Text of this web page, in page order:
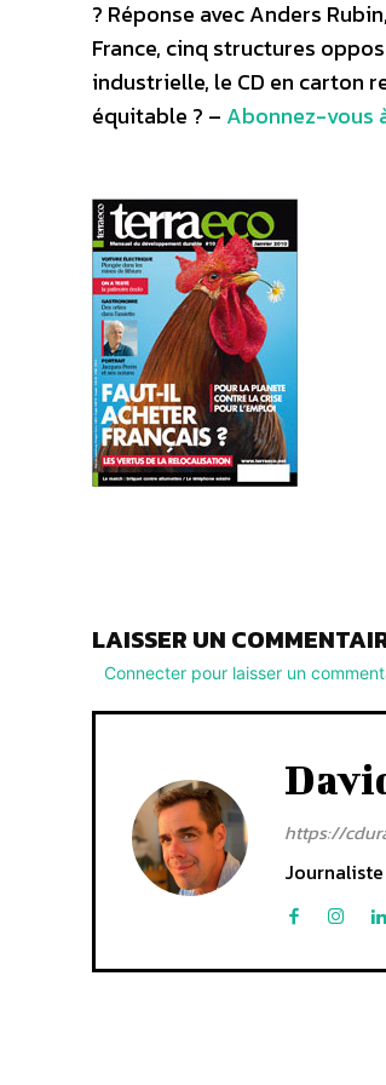
? Réponse avec Anders
France, cinq structures
industrielle, le CD en carton
équitable ? – Abonnez-vous
LAISSER UN
Connecter pour laisser un
https://